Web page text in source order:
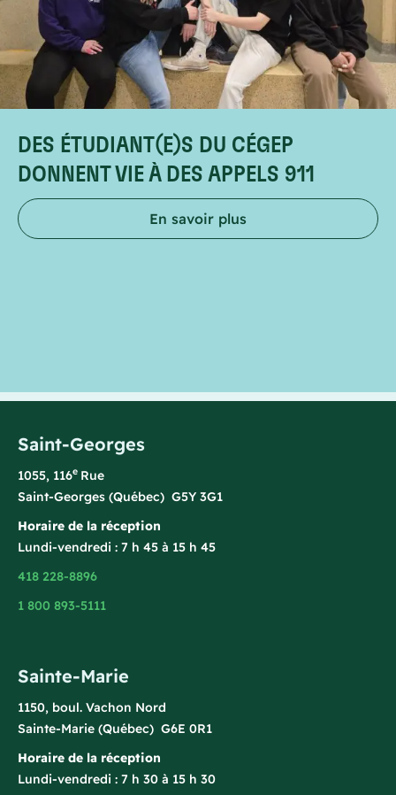
DES ÉTUDIANT(E)S DU CÉGEP
DONNENT VIE À DES APPELS 911
En savoir plus
Saint-Georges
1055, 116e Rue
Saint-Georges (Québec) G5Y 3G1
Horaire de la réception
Lundi-vendredi : 7 h 45 à 15 h 45
418 228-8896
1 800 893-5111
Sainte-Marie
1150, boul. Vachon Nord
Sainte-Marie (Québec) G6E 0R1
Horaire de la réception
Lundi-vendredi : 7 h 30 à 15 h 30